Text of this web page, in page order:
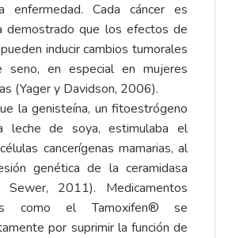
enfermedad. Cada cáncer es
demostrado que los efectos de
inducir cambios tumorales
seno, en especial en mujeres
(Yager y Davidson, 2006).
la genisteína, un fitoestrógeno
leche de soya, estimulaba el
cancerígenas mamarias, al
genética de la ceramidasa
2011). Medicamentos
como el Tamoxifen® se
por suprimir la función de